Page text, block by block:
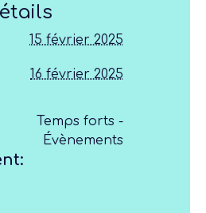
15 février 2025
16 février 2025
Temps forts -
Évènements